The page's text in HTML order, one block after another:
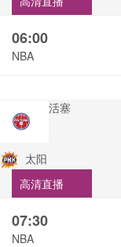
06:00
NBA
活塞
太阳
高清直播
07:30
NBA